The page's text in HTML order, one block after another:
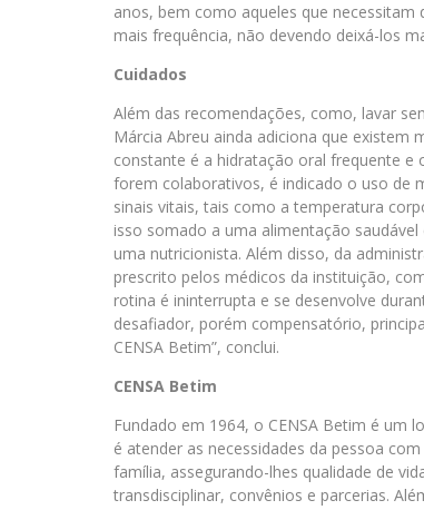
anos, bem como aqueles que
mais frequência, não devendo deixá-los
Cuidados
Além das recomendações, como, lavar
Márcia Abreu ainda adiciona que existem
constante é a hidratação oral frequente e
forem colaborativos, é indicado o uso de
sinais vitais, tais como a temperatura
isso somado a uma alimentação
uma nutricionista. Além disso, da
prescrito pelos médicos da instituição,
rotina é ininterrupta e se desenvolve
desafiador, porém compensatório,
CENSA Betim”, conclui.
CENSA Betim
Fundado em 1964, o CENSA Betim é um
é atender as necessidades da pessoa
família, assegurando-lhes qualidade de
transdisciplinar, convênios e parcerias.